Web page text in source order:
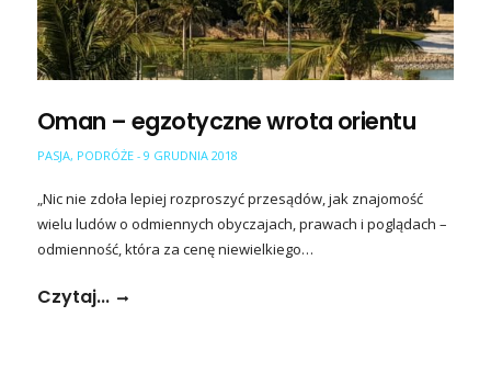
Oman – egzotyczne wrota orientu
PASJA, PODRÓŻE - 9 GRUDNIA 2018
„Nic nie zdoła lepiej rozproszyć przesądów, jak znajomość
wielu ludów o odmiennych obyczajach, prawach i poglądach –
odmienność, która za cenę niewielkiego…
Czytaj...